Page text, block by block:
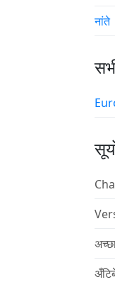
नांते